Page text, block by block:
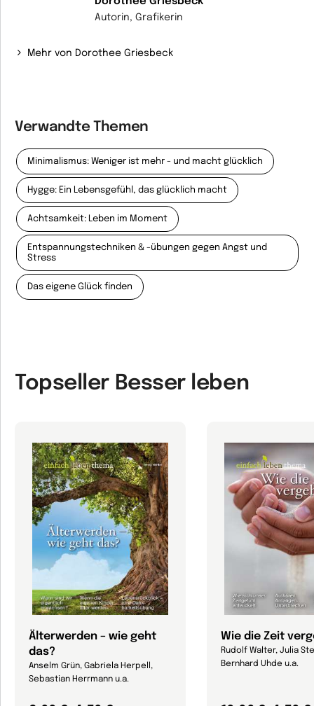
Autorin, Grafikerin
Mehr von Dorothee Griesbeck
Verwandte Themen
Minimalismus: Weniger ist mehr - und macht glücklich
Hygge: Ein Lebensgefühl, das glücklich macht
Achtsamkeit: Leben im Moment
Entspannungstechniken & -übungen gegen Angst und
Stress
Das eigene Glück finden
Topseller Besser leben
Älterwerden – wie geht
das?
Anselm Grün, Gabriela Herpell,
Sebastian Herrmann u.a.
Wie die Zeit
Rudolf Walter, Julia
Bernhard Uhde u.a.